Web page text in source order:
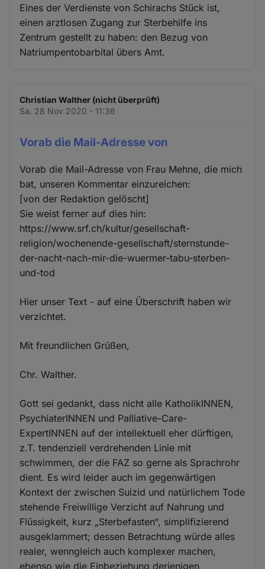
Eines der Verdienste von Schirachs Stück ist,
einen arztlosen Zugang zur Sterbehilfe ins
Zentrum gestellt zu haben: den Bezug von
Natriumpentobarbital übers Amt.
Christian Walther (nicht überprüft)
Sa. 28 Nov 2020 - 11:36
Vorab die Mail-Adresse von
Vorab die Mail-Adresse von Frau Mehne, die mich
bat, unseren Kommentar einzureichen:
[von der Redaktion gelöscht]
Sie weist ferner auf dies hin:
https://www.srf.ch/kultur/gesellschaft-
religion/wochenende-gesellschaft/sternstunde-
der-nacht-nach-mir-die-wuermer-tabu-sterben-
und-tod
Hier unser Text - auf eine Überschrift haben wir
verzichtet.
Mit freundlichen Grüßen,
Chr. Walther.
Gott sei gedankt, dass nicht alle KatholikINNEN,
PsychiaterINNEN und Palliative-Care-
ExpertINNEN auf der intellektuell eher dürftigen,
z.T. tendenziell verdrehenden Linie mit
schwimmen, der die FAZ so gerne als Sprachrohr
dient. Es wird leider auch im gegenwärtigen
Kontext der zwischen Suizid und natürlichem Tode
stehende Freiwillige Verzicht auf Nahrung und
Flüssigkeit, kurz „Sterbefasten“, simplifizierend
ausgeklammert; dessen Betrachtung würde alles
realer, wenngleich auch komplexer machen,
ebenso wie die Einbeziehung derjenigen